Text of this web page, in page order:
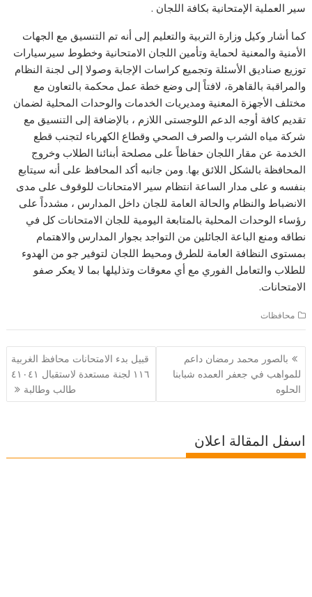
سير العملية الإمتحانية بكافة اللجان .
كما أشار وكيل وزارة التربية والتعليم إلى أنه تم التنسيق مع الجهات
الأمنية والمعنية لحماية وتأمين اللجان الامتحانية وخطوط سيرسيارات
توزيع صناديق الأسئلة وتجميع كراسات الإجابة وصولا إلى لجنة النظام
والمراقبة بالقاهرة، لافتاً إلى وضع خطة عمل محكمة بالتعاون مع
مختلف الأجهزة المعنية ومديريات الخدمات والوحدات المحلية لضمان
تقديم كافة أوجه الدعم اللوجستى اللازم ، بالإضافة إلى التنسيق مع
شركة مياه الشرب والصرف الصحي وقطاع الكهرباء لتجنب قطع
الخدمة عن مقار اللجان حفاظاً على مصلحة أبنائنا الطلاب وخروج
المحافظة بالشكل اللائق بها. ومن جانبه أكد المحافظ على أنه سيتابع
بنفسه و على مدار الساعة انتظام سير الامتحانات للوقوف على مدى
الانضباط والنظام والحالة العامة للجان داخل المدارس ، مشدداً على
رؤساء الوحدات المحلية بالمتابعة اليومية للجان الامتحانات كل في
نطاقه ومنع الباعة الجائلين من التواجد بجوار المدارس والاهتمام
بمستوى النظافة العامة للطرق ومحيط اللجان لتوفير جو من الهدوء
للطلاب والتعامل الفوري مع أي معوقات وتذليلها بما لا يعكر صفو
الامتحانات.
محافظات
تصفّح
المقالات
بالصور محمد رمضان داعم
للمواهب في جعفر العمده شبابنا
الحلوه
قبيل بدء الامتحانات محافظ الغربية
١١٦ لجنة مستعدة لاستقبال ٤١٠٤١
طالب وطالبة
اسفل المقالة اعلان